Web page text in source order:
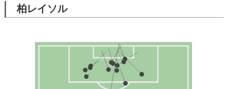
柏レイソル